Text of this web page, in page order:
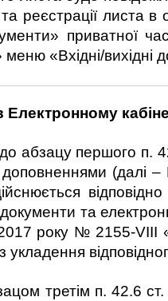
реєстрації листа
приватної
«Вхідні/вихідні
до абзацу першого п.
(далі
та
року № 2155-VIII
третім п. 42.6